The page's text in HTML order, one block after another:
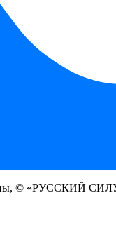
© «РУССКИЙ